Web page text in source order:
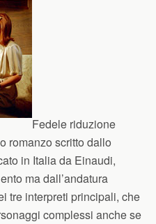
Fedele riduzione
romanzo scritto dallo
in Italia da Einaudi,
ma dall’andatura
tre interpreti principali, che
complessi anche se